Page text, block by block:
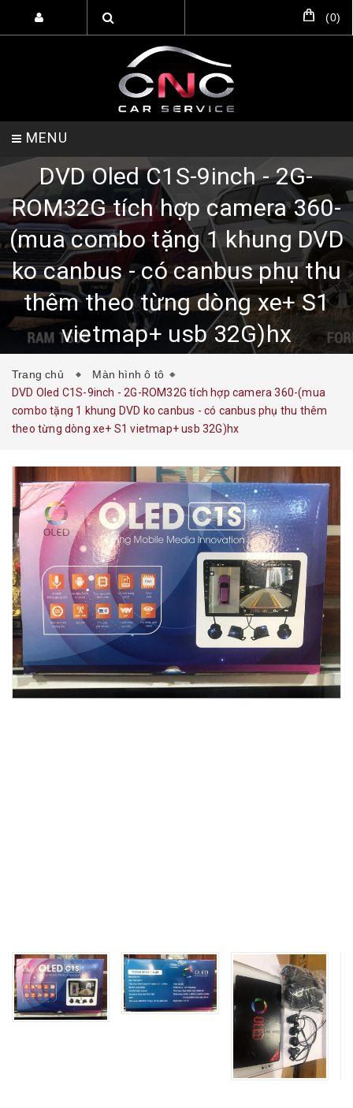
(0)
MENU
TRANG CHỦ DỊCH VỤ SẢN PHẨM
HỖ TRỢ SETUP GARA LIÊN HỆ
DVD Oled C1S-9inch - 2G-
ROM32G tích hợp camera 360-
(mua combo tặng 1 khung DVD
ko canbus - có canbus phụ thu
thêm theo từng dòng xe+ S1
vietmap+ usb 32G)hx
Trang chủ
Màn hình ô tô
DVD Oled C1S-9inch - 2G-ROM32G tích hợp camera 360-(mua
combo tặng 1 khung DVD ko canbus - có canbus phụ thu thêm
theo từng dòng xe+ S1 vietmap+ usb 32G)hx